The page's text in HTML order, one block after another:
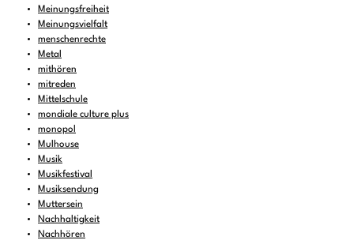
Meinungsfreiheit
Meinungsvielfalt
menschenrechte
Metal
mithören
mitreden
Mittelschule
mondiale culture plus
monopol
Mulhouse
Musik
Musikfestival
Musiksendung
Muttersein
Nachhaltigkeit
Nachhören